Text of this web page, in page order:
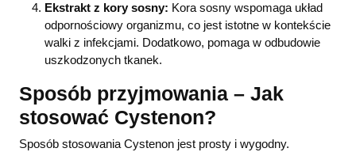
Ekstrakt z kory sosny: Kora sosny wspomaga układ
odpornościowy organizmu, co jest istotne w kontekście
walki z infekcjami. Dodatkowo, pomaga w odbudowie
uszkodzonych tkanek.
Sposób przyjmowania – Jak
stosować Cystenon?
Sposób stosowania Cystenon jest prosty i wygodny.